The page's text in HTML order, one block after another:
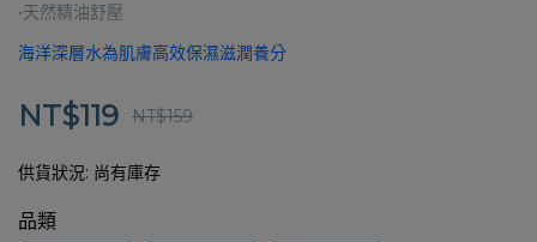
•天然精油舒壓
海洋深層水為肌膚高效保濕滋潤養分
NT$119 NT$159
供貨狀況: 尚有庫存
品類